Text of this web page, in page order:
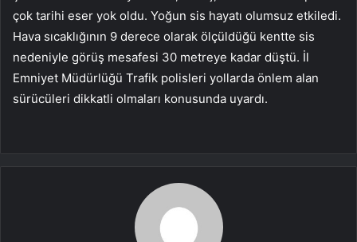
çok tarihi eser yok oldu. Yoğun sis hayatı olumsuz etkiledi.
Hava sıcaklığının 9 derece olarak ölçüldüğü kentte sis
nedeniyle görüş mesafesi 30 metreye kadar düştü. İl
Emniyet Müdürlüğü Trafik polisleri yollarda önlem alan
sürücüleri dikkatli olmaları konusunda uyardı.